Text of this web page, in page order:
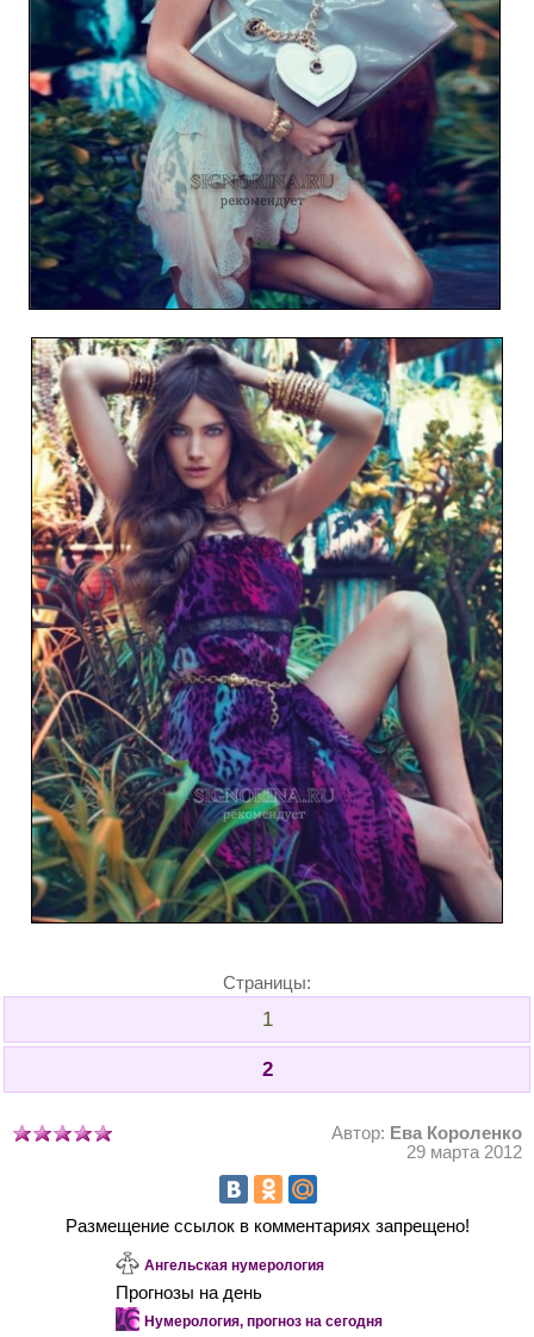
Страницы:
1
2
Автор: Ева Короленко
29 марта 2012
Размещение ссылок в комментариях запрещено!
Ангельская нумерология
Прогнозы на день
Нумерология, прогноз на сегодня